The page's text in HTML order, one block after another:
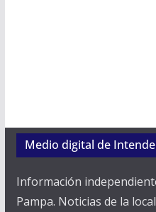
Medio digital de
Información
Pampa. Noticias de la